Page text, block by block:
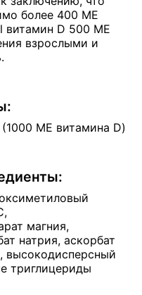
более 400 МЕ
витамин D 500 МЕ
взрослыми и
МЕ витамина D)
магния,
натрия, аскорбат
высокодисперсный
триглицериды